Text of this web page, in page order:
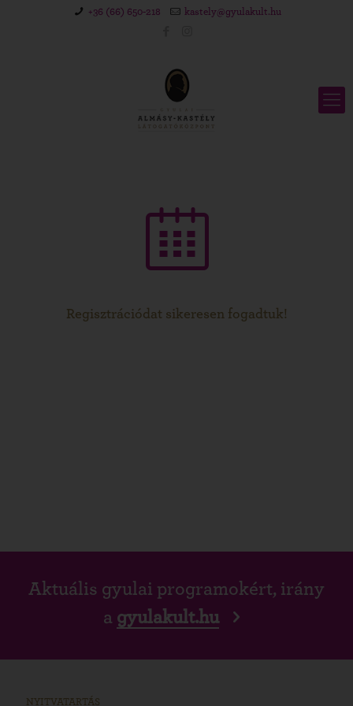
+36 (66) 650-218 kastely@gyulakult.hu
Regisztrációdat sikeresen fogadtuk!
Aktuális gyulai programokért, irány
a gyulakult.hu
NYITVATARTÁS